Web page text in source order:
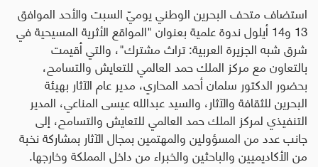
استضاف متحف البحرين الوطني يوميّ السبت والأحد الموافق
13 و14 أيلول ندوة علمية بعنوان "المواقع الأثرية المسيحية في
شرق شبه الجزيرة العربية: تراث مشترك"، والتي أقيمت
بالتعاون مع مركز الملك حمد العالمي للتعايش والتسامح،
بحضور الدكتور سلمان أحمد المحاري، مدير عام الآثار بهيئة
البحرين للثقافة والآثار، والسيد عبدالله عيسى المناعي، المدير
التنفيذي لمركز الملك حمد العالمي للتعايش والتسامح، إلى
جانب عدد من المسؤولين والمهتمين بمجال الآثار بمشاركة نخبة
من الأكاديميين والباحثين والخبراء من داخل المملكة وخارجها.